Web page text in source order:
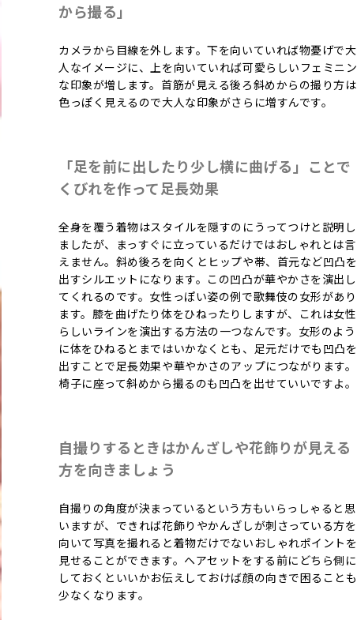
から撮る」
カメラから目線を外します。下を向いていれば物憂げで大
人なイメージに、上を向いていれば可愛らしいフェミニン
な印象が増します。首筋が見える後ろ斜めからの撮り方は
色っぽく見えるので大人な印象がさらに増すんです。
「足を前に出したり少し横に曲げる」ことで
くびれを作って足長効果
全身を覆う着物はスタイルを隠すのにうってつけと説明し
ましたが、まっすぐに立っているだけではおしゃれとは言
えません。斜め後ろを向くとヒップや帯、首元など凹凸を
出すシルエットになります。この凹凸が華やかさを演出し
てくれるのです。女性っぽい姿の例で歌舞伎の女形があり
ます。膝を曲げたり体をひねったりしますが、これは女性
らしいラインを演出する方法の一つなんです。女形のよう
に体をひねるとまではいかなくとも、足元だけでも凹凸を
出すことで足長効果や華やかさのアップにつながります。
椅子に座って斜めから撮るのも凹凸を出せていいですよ。
自撮りするときはかんざしや花飾りが見える
方を向きましょう
自撮りの角度が決まっているという方もいらっしゃると思
いますが、できれば花飾りやかんざしが刺さっている方を
向いて写真を撮れると着物だけでないおしゃれポイントを
見せることができます。ヘアセットをする前にどちら側に
しておくといいかお伝えしておけば顔の向きで困ることも
少なくなります。